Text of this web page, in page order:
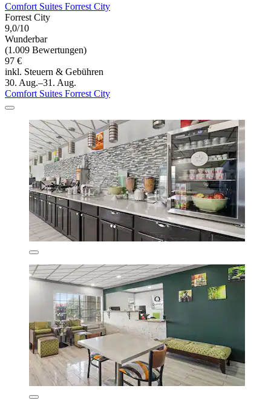
Comfort Suites Forrest City
Forrest City
9,0/10
Wunderbar
(1.009 Bewertungen)
97 €
inkl. Steuern & Gebühren
30. Aug.–31. Aug.
Comfort Suites Forrest City